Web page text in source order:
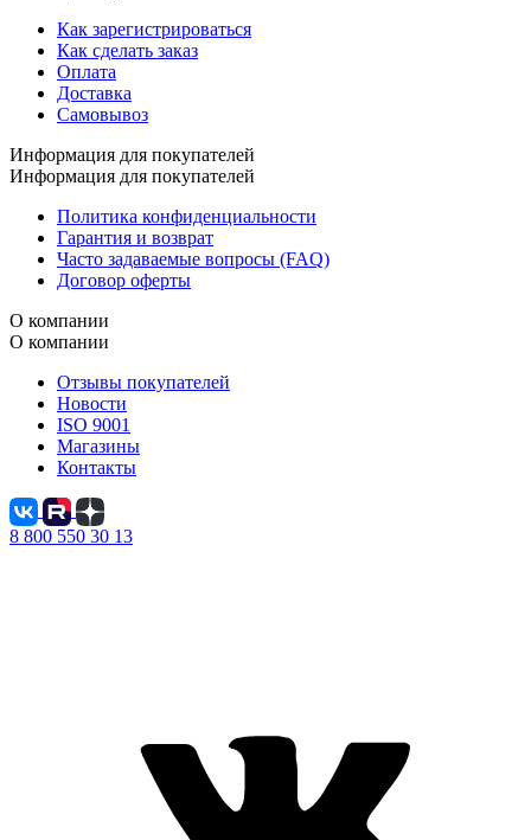
Как зарегистрироваться
Как сделать заказ
Оплата
Доставка
Самовывоз
Информация для покупателей
Информация для покупателей
Политика конфиденциальности
Гарантия и возврат
Часто задаваемые вопросы (FAQ)
Договор оферты
О компании
О компании
Отзывы покупателей
Новости
ISO 9001
Магазины
Контакты
8 800 550 30 13